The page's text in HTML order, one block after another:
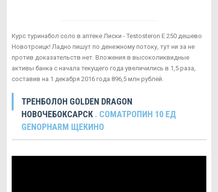
Курс туринабол соло в аптеке Лиски - Testosteron E 250 дешево
Новотроицк! Ладно пишут по денежному потоку, тут ни за не
против доказательств нет. Вложения в высоколиквидные
активы банка с начала текущего года увеличились в 1,5 раза,
составив на 1 декабря 2016 года 896,5 млн рублей.
ТРЕНБОЛОН GOLDEN DRAGON
НОВОЧЕБОКСАРСК . СОМАТРОПИН 10 ЕД
GENOPHARM ЩЕКИНО